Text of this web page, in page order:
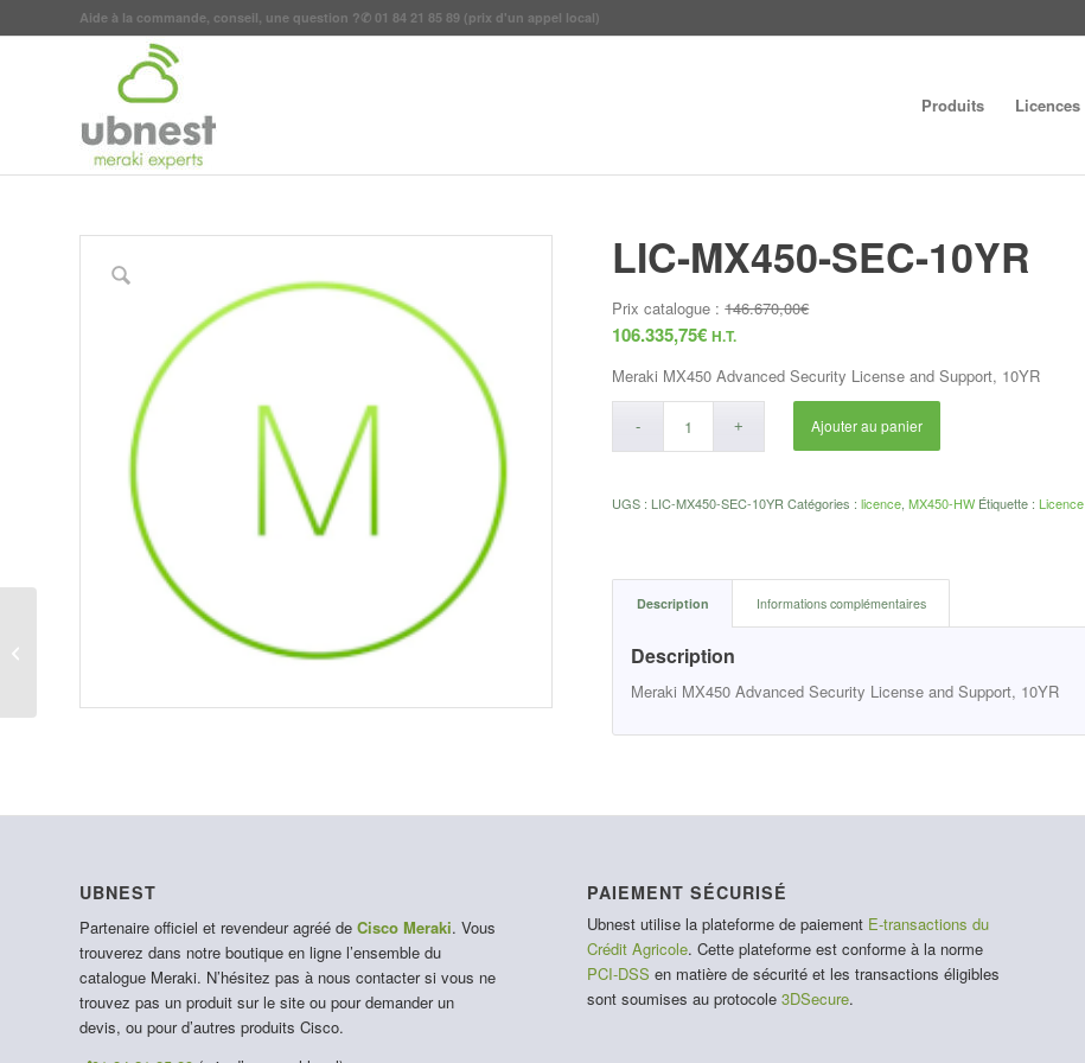
Aide à la commande, conseil, une question ?✆ 01 84 21 85 89 (prix d'un appel local)
Produits Licences
LIC-MX450-SEC-10YR
Prix catalogue :146.670,00€
106.335,75€ H.T.
Meraki MX450 Advanced Security License and Support, 10YR
Ajouter au panier
UGS : LIC-MX450-SEC-10YR Catégories :licence ,MX450-HW Étiquette : Licence
Description Informations complémentaires
Description
Meraki MX450 Advanced Security License and Support, 10YR
UBNEST
Partenaire officiel et revendeur agréé de Cisco Meraki. Vous
trouverez dans notre boutique en ligne l’ensemble du
catalogue Meraki. N’hésitez pas à nous contacter si vous ne
trouvez pas un produit sur le site ou pour demander un
devis, ou pour d’autres produits Cisco.
PAIEMENT SÉCURISÉ
Ubnest utilise la plateforme de paiement E-transactions du
Crédit Agricole. Cette plateforme est conforme à la norme
PCI-DSS en matière de sécurité et les transactions éligibles
sont soumises au protocole 3DSecure.